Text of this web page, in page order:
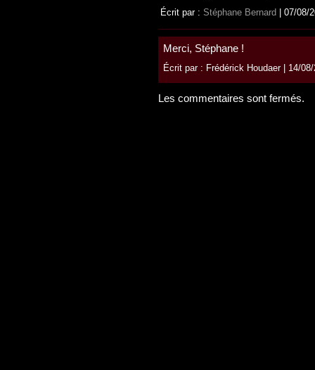
Écrit par : Stéphane Bernard | 07/08/
Merci, Stéphane !
Écrit par : Frédérick Houdaer | 14/
Les commentaires sont fermés.